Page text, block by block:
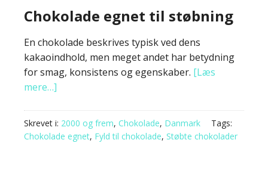
Chokolade egnet til støbning
En chokolade beskrives typisk ved dens
kakaoindhold, men meget andet har betydning
for smag, konsistens og egenskaber. [Læs
mere…]
Skrevet i: 2000 og frem, Chokolade, Danmark
Tags:
Chokolade egnet, Fyld til chokolade, Støbte chokolader